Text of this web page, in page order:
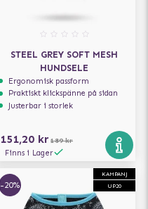
STEEL GREY SOFT MESH
HUNDSELE
Ergonomisk passform
Praktiskt klickspänne på sidan
Justerbar i storlek
151,20 kr 189 kr
Finns i Lager
KAMPANJ
UP20
-20%